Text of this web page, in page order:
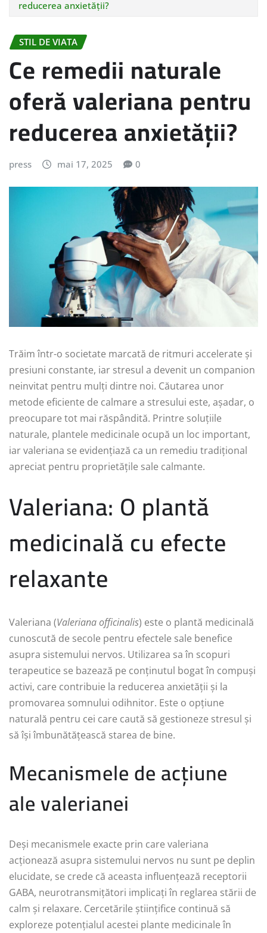
reducerea anxietății?
STIL DE VIATA
Ce remedii naturale
oferă valeriana pentru
reducerea anxietății?
press mai 17, 2025 0
Trăim într-o societate marcată de ritmuri accelerate și
presiuni constante, iar stresul a devenit un companion
neinvitat pentru mulți dintre noi. Căutarea unor
metode eficiente de calmare a stresului este, așadar, o
preocupare tot mai răspândită. Printre soluțiile
naturale, plantele medicinale ocupă un loc important,
iar valeriana se evidențiază ca un remediu tradițional
apreciat pentru proprietățile sale calmante.
Valeriana: O plantă
medicinală cu efecte
relaxante
Valeriana (Valeriana officinalis) este o plantă medicinală
cunoscută de secole pentru efectele sale benefice
asupra sistemului nervos. Utilizarea sa în scopuri
terapeutice se bazează pe conținutul bogat în compuși
activi, care contribuie la reducerea anxietății și la
promovarea somnului odihnitor. Este o opțiune
naturală pentru cei care caută să gestioneze stresul și
să își îmbunătățească starea de bine.
Mecanismele de acțiune
ale valerianei
Deși mecanismele exacte prin care valeriana
acționează asupra sistemului nervos nu sunt pe deplin
elucidate, se crede că aceasta influențează receptorii
GABA, neurotransmițători implicați în reglarea stării de
calm și relaxare. Cercetările științifice continuă să
exploreze potențialul acestei plante medicinale în